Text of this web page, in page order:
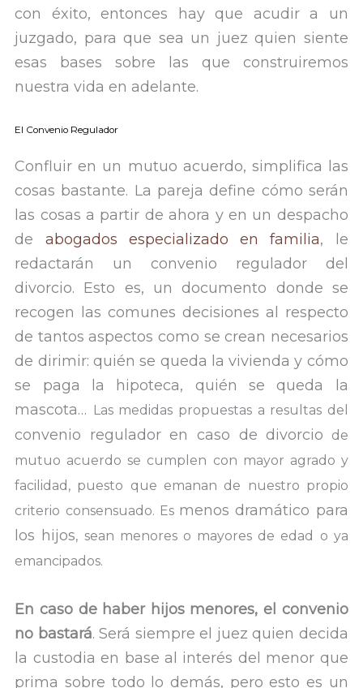
con éxito, entonces hay que acudir a un
juzgado, para que sea un juez quien siente
esas bases sobre las que construiremos
nuestra vida en adelante.
El Convenio Regulador
Confluir en un mutuo acuerdo, simplifica las
cosas bastante. La pareja define cómo serán
las cosas a partir de ahora y en un despacho
de abogados especializado en familia, le
redactarán un convenio regulador del
divorcio. Esto es, un documento donde se
recogen las comunes decisiones al respecto
de tantos aspectos como se crean necesarios
de dirimir: quién se queda la vivienda y cómo
se paga la hipoteca, quién se queda la
mascota… Las medidas propuestas a resultas del
convenio regulador en caso de divorcio de
mutuo acuerdo se cumplen con mayor agrado y
facilidad, puesto que emanan de nuestro propio
criterio consensuado. Es menos dramático para
los hijos, sean menores o mayores de edad o ya
emancipados.
En caso de haber hijos menores, el convenio
no bastará. Será siempre el juez quien decida
la custodia en base al interés del menor que
prima sobre todo lo demás, pero esto es un